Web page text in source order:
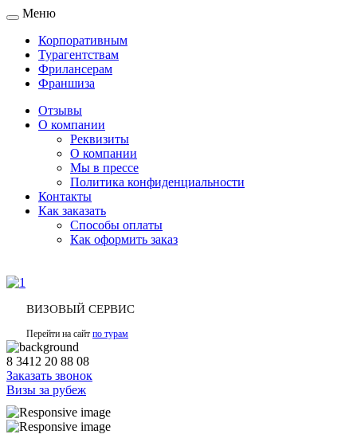
Toggle
navigation
Меню
Корпоративным
Турагентствам
Фрилансерам
Франшиза
Отзывы
О компании
Реквизиты
О компании
Мы в прессе
Политика конфиденциальности
Контакты
Как заказать
Способы оплаты
Как оформить заказ
ВИЗОВЫЙ СЕРВИС
Перейти на сайт по турам
8 3412 20 88 08
Заказать звонок
Визы за рубеж